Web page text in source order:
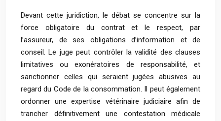
Devant cette juridiction, le débat se concentre sur la
force obligatoire du contrat et le respect, par
l’assureur, de ses obligations d’information et de
conseil. Le juge peut contrôler la validité des clauses
limitatives ou exonératoires de responsabilité, et
sanctionner celles qui seraient jugées abusives au
regard du Code de la consommation. Il peut également
ordonner une expertise vétérinaire judiciaire afin de
trancher définitivement une contestation médicale